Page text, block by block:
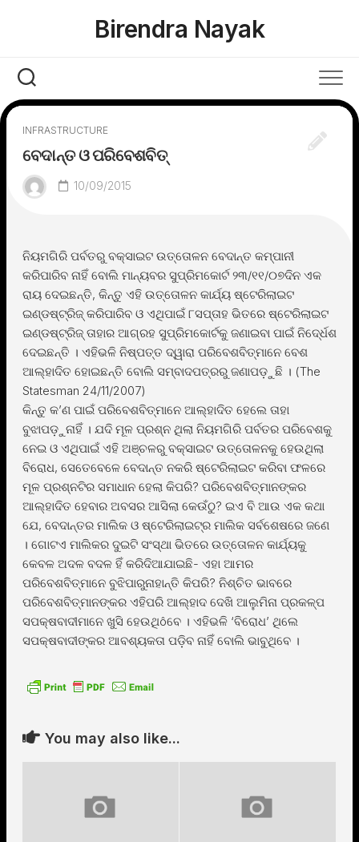
Birendra Nayak
INFRASTRUCTURE
ବେଦାନ୍ତ ଓ ପରିବେଶବିତ୍
10/09/2015
ନିୟମଗିରି ପର୍ବତରୁ ବକ୍ସାଇଟ ଉତ୍ତୋଳନ ବେଦାନ୍ତ କମ୍ପାନୀ
କରିପାରିବ ନାହିଁ ବୋଲି ମାନ୍ୟବର ସୁପ୍ରିମକୋର୍ଟ ୨୩/୧୧/୦୭ଦିନ ଏକ
ରାୟ ଦେଇଛନ୍ତି, କିନ୍ତୁ ଏହି ଉତ୍ତୋଳନ କାର୍ଯ୍ୟ ଷ୍ଟେରିଲାଇଟ
ଇଣ୍ଡଷ୍ଟ୍ରିଜ୍ କରିପାରିବ ଓ ଏଥିପାଇଁ ୮ସପ୍ତାହ ଭିତରେ ଷ୍ଟେରିଲାଇଟ
ଇଣ୍ଡଷ୍ଟ୍ରିଜ୍ ତାହାର ଆଗ୍ରହ ସୁପ୍ରିମକୋର୍ଟକୁ ଜଣାଇବା ପାଇଁ ନିଦେ୍ର୍ଧଶ
ଦେଇଛନ୍ତି । ଏହିଭଳି ନିଷ୍ପତ୍ତ ଦ୍ୱାରା ପରିବେଶବିତ୍ମାନେ ବେଶ
ଆଲ୍ହାଦିତ ହୋଇଛନ୍ତି ବୋଲି ସମ୍ବାଦପତ୍ରରୁ ଜଣାପଡ଼ୁଛି । (The
Statesman 24/11/2007)
କିନ୍ତୁ କ’ଣ ପାଇଁ ପରିବେଶବିତ୍ମାନେ ଆଲ୍ହାଦିତ ହେଲେ ତାହା
ବୁଝାପଡ଼ୁନାହିଁ । ଯଦି ମୂଳ ପ୍ରଶ୍ନ ଥିଲା ନିୟମଗିରି ପର୍ବତର ପରିବେଶକୁ
ନେଇ ଓ ଏଥିପାଇଁ ଏହି ଅଞ୍ଚଳରୁ ବକ୍ସାଇଟ ଉତ୍ତୋଳନକୁ ହେଉଥିଲା
ବିରୋଧ, ସେତେବେଳେ ବେଦାନ୍ତ ନକରି ଷ୍ଟେରିଲାଇଟ କରିବା ଫଳରେ
ମୂଳ ପ୍ରଶ୍ନଟିର ସମାଧାନ ହେଲା କିପରି? ପରିବେଶବିତ୍ମାନଙ୍କର
ଆଲ୍ହାଦିତ ହେବାର ଅବସର ଆସିଲା କେଉଁଠୁ? ଇଏ ବି ଆଉ ଏକ କଥା
ଯେ, ବେଦାନ୍ତର ମାଲିକ ଓ ଷ୍ଟେରିଲାଇଟ୍ର ମାଲିକ ସର୍ବଶେଷରେ ଜଣେ
। ଗୋଟଏ ମାଲିକର ଦୁଇଟି ସଂସ୍ଥା ଭିତରେ ଉତ୍ତୋଳନ କାର୍ଯ୍ୟକୁ
କେବଳ ଅଦଳ ବଦଳ ହିଁ କରିଦିଆଯାଇଛି- ଏହା ଆମର
ପରିବେଶବିତ୍ମାନେ ବୁଝିପାରୁନାହାନ୍ତି କିପରି? ନିଶ୍ଚିତ ଭାବରେ
ପରିବେଶବିତ୍ମାନଙ୍କର ଏହିପରି ଆଲ୍ହାଦ ଦେଖି ଆଲୁମିନା ପ୍ରକଳ୍ପ
ସପକ୍ଷବାଦୀମାନେ ଖୁସି ହେଉଥିôବେ । ଏହିଭଳି ‘ବିରୋଧ’ ଥିଲେ
ସପକ୍ଷବାଦୀଙ୍କର ଆବଶ୍ୟକତା ପଡ଼ିବ ନାହିଁ ବୋଲି ଭାବୁଥିବେ ।
You may also like...